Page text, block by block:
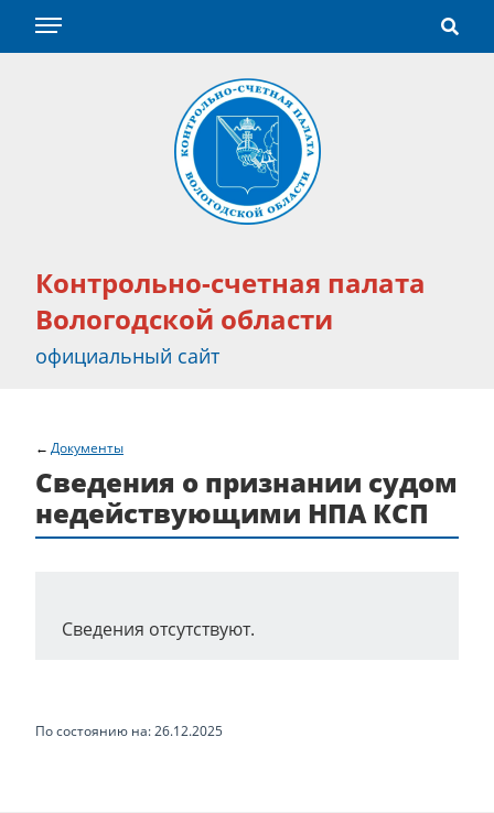
Контрольно-счетная палата
Вологодской области
официальный сайт
Документы
Сведения о признании судом
недействующими НПА КСП
Сведения отсутствуют.
По состоянию на: 26.12.2025